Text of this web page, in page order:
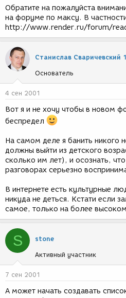
н
и
я
Обратите на пожалуйста
на форуме по максу. В
http://www.render.ru/forum/
Станислав Сваричевский 1
Основатель
4 сен 2001
Вот я и не хочу чтобы в новом
беспредел
На самом деле я банить никого
должны выйти из детского
сколько им лет), и осознать,
разговорах серьезно
В интернете есть культурные
никуда не деться. Кстати если
самое, только на более
S stone
Активный участник
7 сен 2001
А может начать создавать